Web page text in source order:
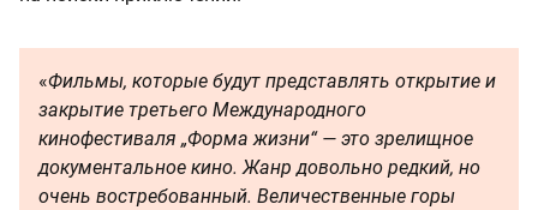
«Фильмы, которые будут представлять открытие и
закрытие третьего Международного
кинофестиваля „Форма жизни“ — это зрелищное
документальное кино. Жанр довольно редкий, но
очень востребованный. Величественные горы